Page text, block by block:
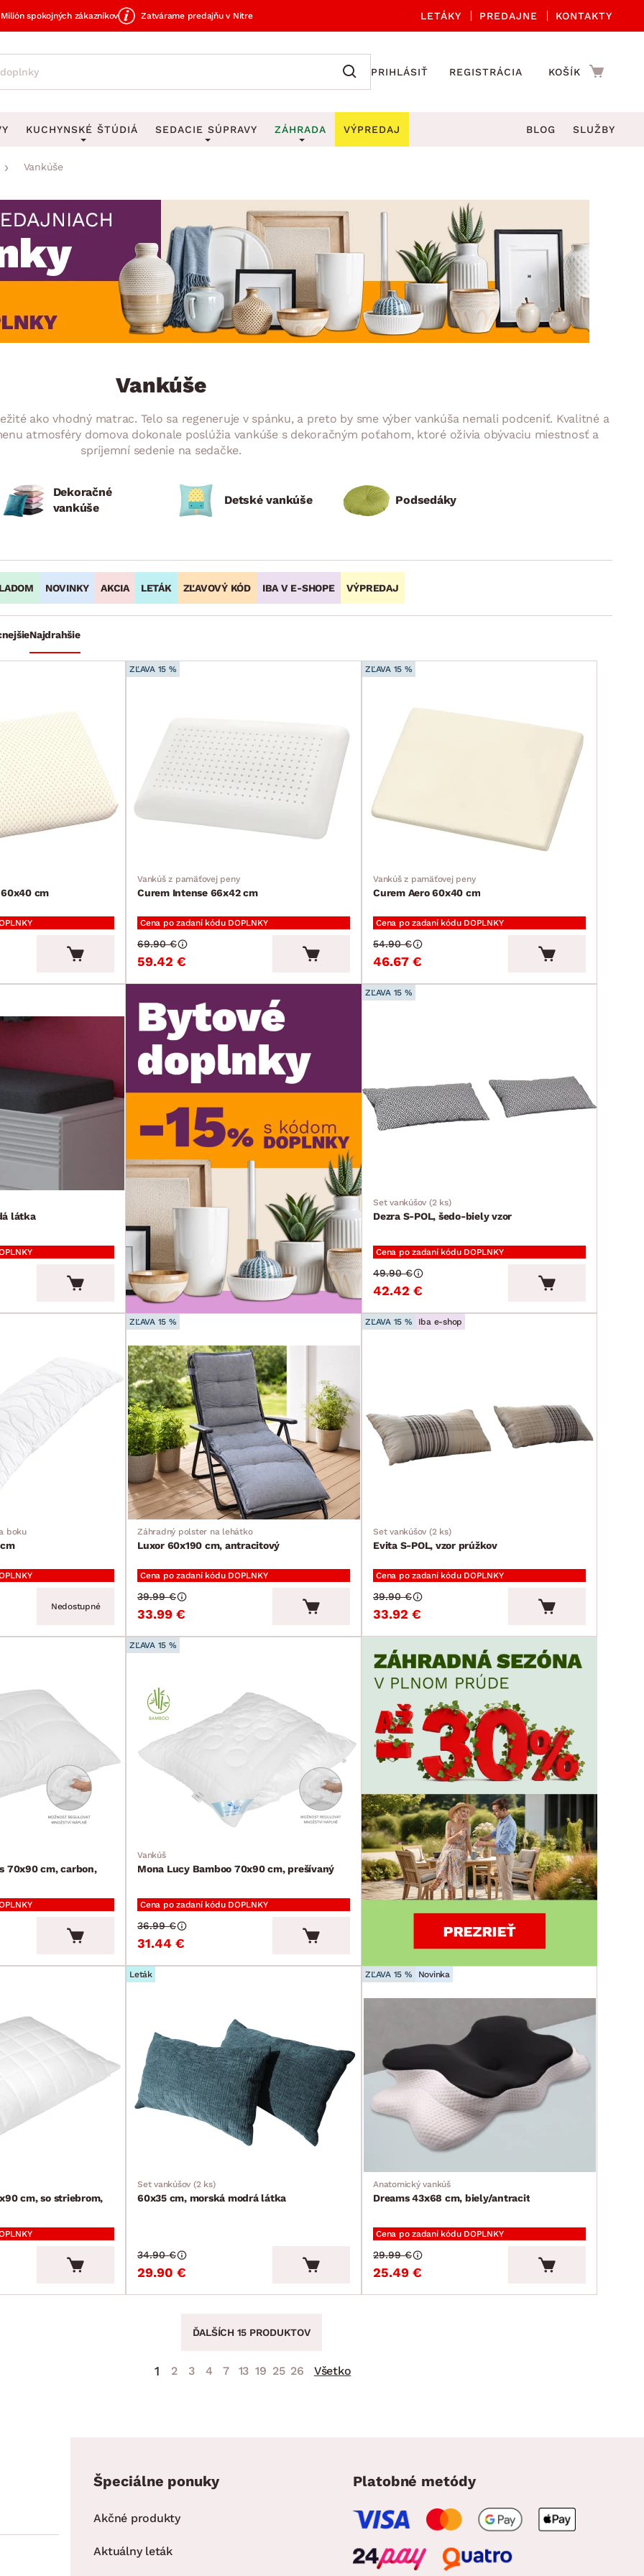
Milión spokojných zákazníkov Zatvárame predajňu v Nitre LETÁKY PREDAJNE KONTAKTY
PRIHLÁSIŤ REGISTRÁCIA KOŠÍK
Obrazy
Zrkadlá
Zobrazit vše
Vešiaky na kľúče
Stojany na dáždniky
Stojany na noviny
Stojany na oblečenie
Zobrazit vše
Kuchynské príslušenstvo
Kuchynské doplnky
Kúpeľňové doplnky
Záhradné doplnky
Zobrazit vše
DOMÁCE SPOTREBIČE ZÁHRADNÉ DOPLNKY VIANOCE
KUCHYNSKÉ ŠTÚDIÁ SEDACIE SÚPRAVY
Rohové sedacie súpravy
Sedacie súpravy 3-2-1
Sedacie súpravy na mieru
ZÁHRADA
Záhradné stoličky a kreslá
Záhradné lavice
Záhradné stoly
Záhradné hojdačky
Záhradné lehátka
Záhradné doplnky
VÝPREDAJ BLOG SLUŽBY
Vankúše
Vankúše
ako vhodný matrac. Telo sa regeneruje v spánku, a preto by sme výber vankúša nemali podceniť. Kvalitné a
atmosféry domova dokonale poslúžia vankúše s dekoračným poťahom, ktoré oživia obývaciu miestnosť a
spríjemní sedenie na sedačke.
Dekoračné
vankúše
Detské vankúše Podsedáky
NOVINKY AKCIA LETÁK ZĽAVOVÝ KÓD IBA V E-SHOPE VÝPREDAJ
Najdrahšie
cm
ZĽAVA 15 %
Vankúš z pamäťovej peny
Curem Intense 66x42 cm
Cena po zadaní kódu DOPLNKY
59.42 €
69.90 €
ZĽAVA 15 %
Vankúš z pamäťovej peny
Curem Aero 60x40 cm
Cena po zadaní kódu DOPLNKY
46.67 €
54.90 €
látka
ZĽAVA 15 %
Set vankúšov (2 ks)
Dezra S-POL, šedo-biely vzor
Cena po zadaní kódu DOPLNKY
42.42 €
49.90 €
boku
Nedostupné
ZĽAVA 15 %
Záhradný polster na lehátko
Luxor 60x190 cm, antracitový
Cena po zadaní kódu DOPLNKY
33.99 €
39.99 €
ZĽAVA 15 % Iba e-shop
Set vankúšov (2 ks)
Evita S-POL, vzor prúžkov
Cena po zadaní kódu DOPLNKY
33.92 €
39.90 €
70x90 cm, carbon,
ZĽAVA 15 %
Vankúš
Mona Lucy Bamboo 70x90 cm, prešívaný
Cena po zadaní kódu DOPLNKY
31.44 €
36.99 €
cm, so striebrom,
Leták
Set vankúšov (2 ks)
60x35 cm, morská modrá látka
29.90 €
34.90 €
ZĽAVA 15 % Novinka
Anatomický vankúš
Dreams 43x68 cm, biely/antracit
Cena po zadaní kódu DOPLNKY
25.49 €
29.99 €
ĎALŠÍCH 15 PRODUKTOV
1 2 3 4 7 13 19 25 26 Všetko
Špeciálne ponuky
Akčné produkty
Aktuálny leták
Platobné metódy